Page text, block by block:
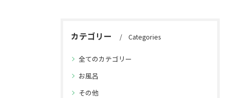
カテゴリー Categories
全てのカテゴリー
お風呂
その他